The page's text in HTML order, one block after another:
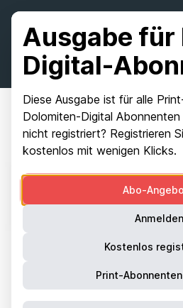
Ausgabe für
Digital-
Diese Ausgabe ist für alle
Dolomiten-Digital
nicht registriert? Registrieren
kostenlos mit wenigen Klicks.
Abo-
Anmelden
Kostenlos
Print-